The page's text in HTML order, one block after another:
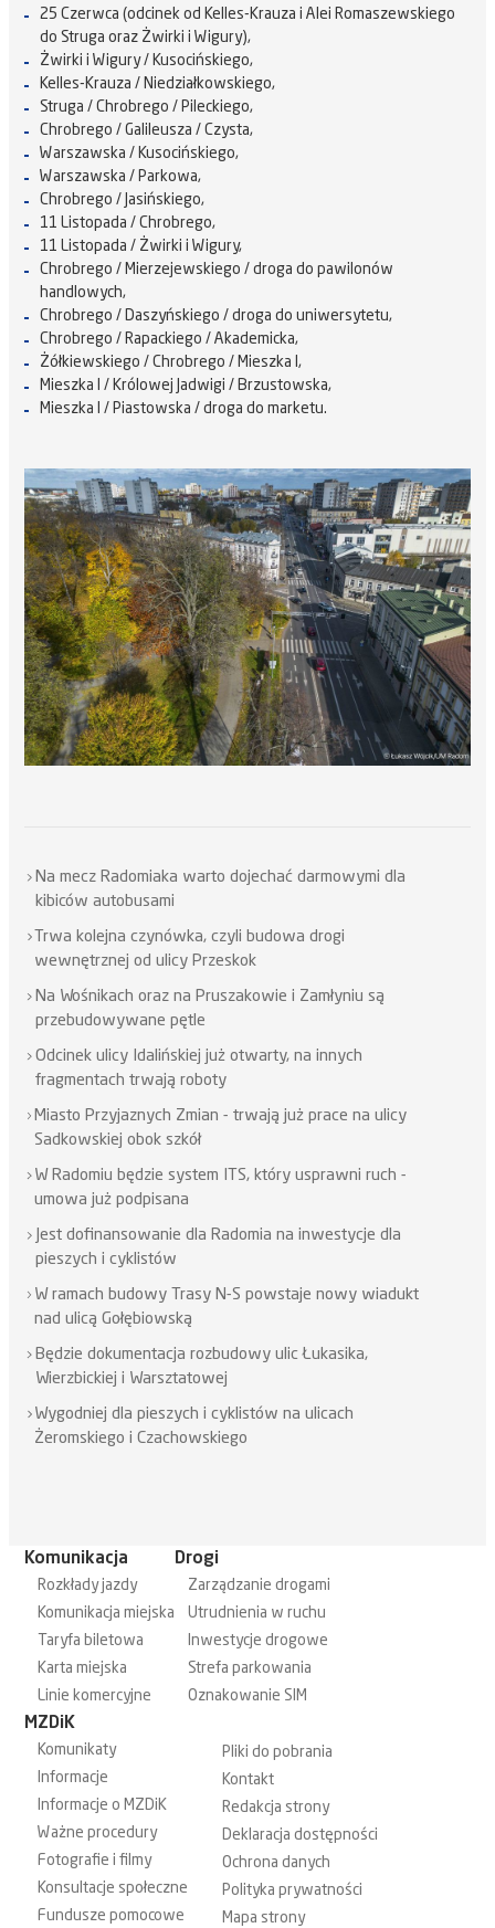
25 Czerwca (odcinek od Kelles-Krauza i Alei Romaszewskiego
do Struga oraz Żwirki i Wigury),
Żwirki i Wigury / Kusocińskiego,
Kelles-Krauza / Niedziałkowskiego,
Struga / Chrobrego / Pileckiego,
Chrobrego / Galileusza / Czysta,
Warszawska / Kusocińskiego,
Warszawska / Parkowa,
Chrobrego / Jasińskiego,
11 Listopada / Chrobrego,
11 Listopada / Żwirki i Wigury,
Chrobrego / Mierzejewskiego / droga do pawilonów
handlowych,
Chrobrego / Daszyńskiego / droga do uniwersytetu,
Chrobrego / Rapackiego / Akademicka,
Żółkiewskiego / Chrobrego / Mieszka I,
Mieszka I / Królowej Jadwigi / Brzustowska,
Mieszka I / Piastowska / droga do marketu.
Na mecz Radomiaka warto dojechać darmowymi dla
kibiców autobusami
Trwa kolejna czynówka, czyli budowa drogi
wewnętrznej od ulicy Przeskok
Na Wośnikach oraz na Pruszakowie i Zamłyniu są
przebudowywane pętle
Odcinek ulicy Idalińskiej już otwarty, na innych
fragmentach trwają roboty
Miasto Przyjaznych Zmian - trwają już prace na ulicy
Sadkowskiej obok szkół
W Radomiu będzie system ITS, który usprawni ruch -
umowa już podpisana
Jest dofinansowanie dla Radomia na inwestycje dla
pieszych i cyklistów
W ramach budowy Trasy N-S powstaje nowy wiadukt
nad ulicą Gołębiowską
Będzie dokumentacja rozbudowy ulic Łukasika,
Wierzbickiej i Warsztatowej
Wygodniej dla pieszych i cyklistów na ulicach
Żeromskiego i Czachowskiego
Komunikacja
Rozkłady jazdy
Komunikacja miejska
Taryfa biletowa
Karta miejska
Linie komercyjne
Drogi
Zarządzanie drogami
Utrudnienia w ruchu
Inwestycje drogowe
Strefa parkowania
Oznakowanie SIM
MZDiK
Komunikaty
Informacje
Informacje o MZDiK
Ważne procedury
Fotografie i filmy
Konsultacje społeczne
Fundusze pomocowe
Pliki do pobrania
Kontakt
Redakcja strony
Deklaracja dostępności
Ochrona danych
Polityka prywatności
Mapa strony